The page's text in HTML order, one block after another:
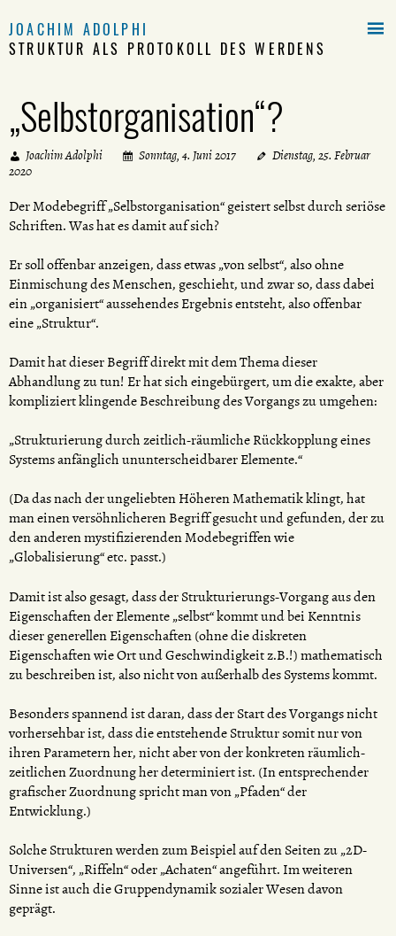
JOACHIM ADOLPHI
STRUKTUR ALS PROTOKOLL DES WERDENS
„Selbstorganisation“?
Joachim Adolphi Sonntag, 4. Juni 2017
Dienstag, 25. Februar
2020
Der Modebegriff „Selbstorganisation“ geistert selbst durch seriöse
Schriften. Was hat es damit auf sich?
Er soll offenbar anzeigen, dass etwas „von selbst“, also ohne
Einmischung des Menschen, geschieht, und zwar so, dass dabei
ein „organisiert“ aussehendes Ergebnis entsteht, also offenbar
eine „Struktur“.
Damit hat dieser Begriff direkt mit dem Thema dieser
Abhandlung zu tun! Er hat sich eingebürgert, um die exakte, aber
kompliziert klingende Beschreibung des Vorgangs zu umgehen:
„Strukturierung durch zeitlich-räumliche Rückkopplung eines
Systems anfänglich ununterscheidbarer Elemente.“
(Da das nach der ungeliebten Höheren Mathematik klingt, hat
man einen versöhnlicheren Begriff gesucht und gefunden, der zu
den anderen mystifizierenden Modebegriffen wie
„Globalisierung“ etc. passt.)
Damit ist also gesagt, dass der Strukturierungs-Vorgang aus den
Eigenschaften der Elemente „selbst“ kommt und bei Kenntnis
dieser generellen Eigenschaften (ohne die diskreten
Eigenschaften wie Ort und Geschwindigkeit z.B.!) mathematisch
zu beschreiben ist, also nicht von außerhalb des Systems kommt.
Besonders spannend ist daran, dass der Start des Vorgangs nicht
vorhersehbar ist, dass die entstehende Struktur somit nur von
ihren Parametern her, nicht aber von der konkreten räumlich-
zeitlichen Zuordnung her determiniert ist. (In entsprechender
grafischer Zuordnung spricht man von „Pfaden“ der
Entwicklung.)
Solche Strukturen werden zum Beispiel auf den Seiten zu „2D-
Universen“, „Riffeln“ oder „Achaten“ angeführt. Im weiteren
Sinne ist auch die Gruppendynamik sozialer Wesen davon
geprägt.
